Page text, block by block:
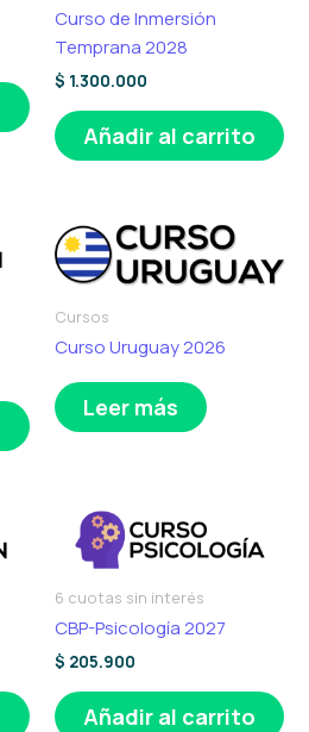
Curso de Inmersión
Temprana 2028
$ 1.300.000
Añadir al carrito
Cursos
Curso Uruguay 2026
Leer más
6 cuotas sin interés
CBP-Psicología 2027
$ 205.900
Añadir al carrito